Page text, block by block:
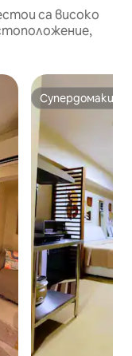
са високо
Супердомакин
Супердомакин